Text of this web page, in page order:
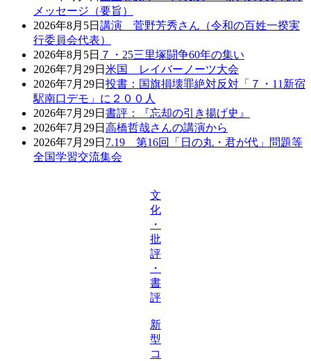
メッセージ（要旨）
2026年8月5日 講演 菅野芳秀さん（令和の百姓一揆実
行委員会代表）
2026年8月5日 ７・25三里塚闘争60年の集い
2026年7月29日 米国 レイバーノーツ大会
2026年7月29日 投書：国旗損壊罪絶対反対「７・11新宿
駅南口デモ」に２００人
2026年7月29日 書評：『忘却の引き揚げ史』
2026年7月29日 高橋哲哉さんの講演から
2026年7月29日 7.19 第16回「日の丸・君が代」問題等
全国学習交流集会
文
化
・
批
評
・
書
評
新
型
コ